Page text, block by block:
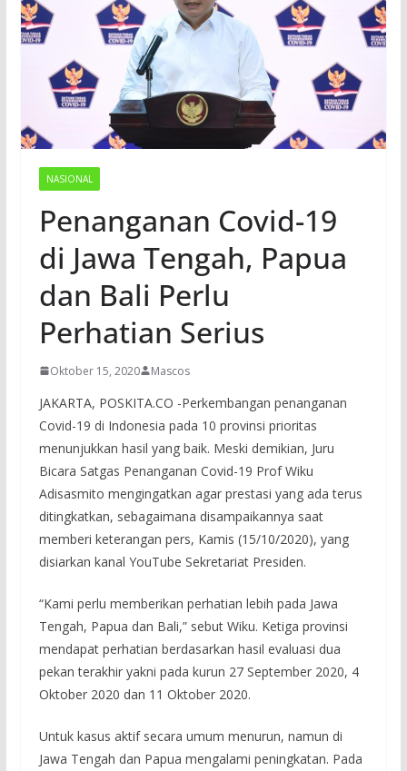
NASIONAL
Penanganan Covid-19
di Jawa Tengah, Papua
dan Bali Perlu
Perhatian Serius
Oktober 15, 2020 Mascos
JAKARTA, POSKITA.CO -Perkembangan penanganan
Covid-19 di Indonesia pada 10 provinsi prioritas
menunjukkan hasil yang baik. Meski demikian, Juru
Bicara Satgas Penanganan Covid-19 Prof Wiku
Adisasmito mengingatkan agar prestasi yang ada terus
ditingkatkan, sebagaimana disampaikannya saat
memberi keterangan pers, Kamis (15/10/2020), yang
disiarkan kanal YouTube Sekretariat Presiden.
“Kami perlu memberikan perhatian lebih pada Jawa
Tengah, Papua dan Bali,” sebut Wiku. Ketiga provinsi
mendapat perhatian berdasarkan hasil evaluasi dua
pekan terakhir yakni pada kurun 27 September 2020, 4
Oktober 2020 dan 11 Oktober 2020.
Untuk kasus aktif secara umum menurun, namun di
Jawa Tengah dan Papua mengalami peningkatan. Pada